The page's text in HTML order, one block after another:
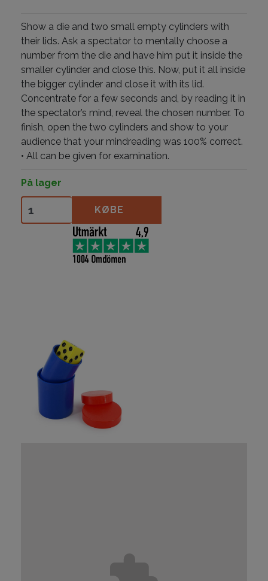
Show a die and two small empty cylinders with
their lids. Ask a spectator to mentally choose a
number from the die and have him put it inside the
smaller cylinder and close this. Now, put it all inside
the bigger cylinder and close it with its lid.
Concentrate for a few seconds and, by reading it in
the spectator’s mind, reveal the chosen number. To
finish, open the two cylinders and show to your
audience that your mindreading was 100% correct.
• All can be given for examination.
På lager
KØBE